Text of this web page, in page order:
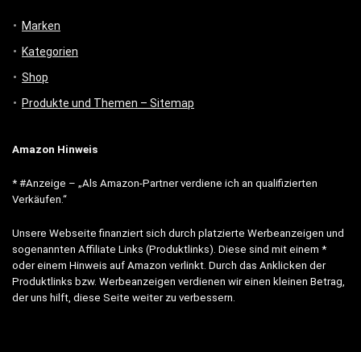
Marken
Kategorien
Shop
Produkte und Themen – Sitemap
Amazon Hinweis
* #Anzeige – „Als Amazon-Partner verdiene ich an qualifizierten
Verkäufen.“
Unsere Webseite finanziert sich durch platzierte Werbeanzeigen und
sogenannten Affiliate Links (Produktlinks). Diese sind mit einem *
oder einem Hinweis auf Amazon verlinkt. Durch das Anklicken der
Produktlinks bzw. Werbeanzeigen verdienen wir einen kleinen Betrag,
der uns hilft, diese Seite weiter zu verbessern.